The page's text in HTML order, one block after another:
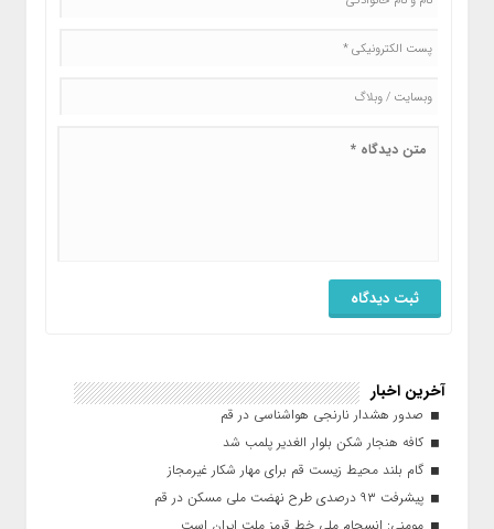
آخرین اخبار
صدور هشدار نارنجی هواشناسی در قم
کافه هنجار شکن بلوار الغدیر پلمب شد
گام بلند محیط زیست قم برای مهار شکار غیرمجاز
پیشرفت ۹۳ درصدی طرح نهضت ملی مسکن در قم